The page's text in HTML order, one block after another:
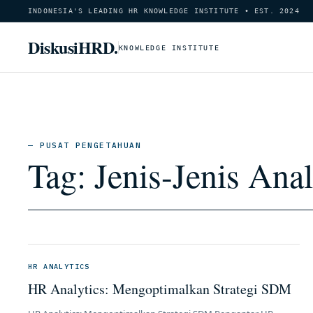
INDONESIA'S LEADING HR KNOWLEDGE INSTITUTE • EST. 2024
DiskusiHRD.KNOWLEDGE INSTITUTE
— PUSAT PENGETAHUAN
Tag: Jenis-Jenis
HR ANALYTICS
HR Analytics: Mengoptimalkan Strategi SDM